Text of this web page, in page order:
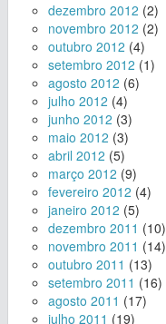
dezembro 2012 (2)
novembro 2012 (2)
outubro 2012 (4)
setembro 2012 (1)
agosto 2012 (6)
julho 2012 (4)
junho 2012 (3)
maio 2012 (3)
abril 2012 (5)
março 2012 (9)
fevereiro 2012 (4)
janeiro 2012 (5)
dezembro 2011 (10)
novembro 2011 (14)
outubro 2011 (13)
setembro 2011 (16)
agosto 2011 (17)
julho 2011 (19)